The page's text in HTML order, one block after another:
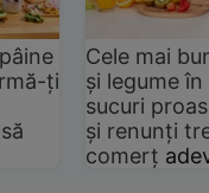
ți
Cele mai
și legume
sucuri
și renunți
comerț